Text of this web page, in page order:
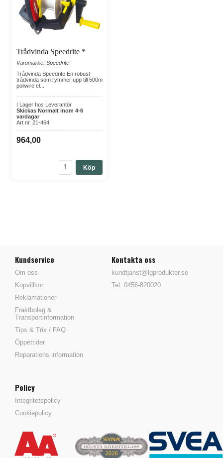
Trådvinda Speedrite *
Varumärke: Speedrite
Trådvinda Speedrite En robust
trådvinda som rymmer upp till 500m
poliwire el...
I Lager hos Leverantör
Skickas Normalt inom 4-6
vardagar
Art nr. 21-464
964,00
Köp
Kundservice
Om oss
Köpvillkor
Reklamationer
Fraktbolag &
Transportinformation
Tips & Trix / FAQ
Öppettider
Reparations information
Kontakta oss
kundtjanst@lgprodukter.se
Tel: 0456-820020
Policy
Integritetspolicy
Cookiepolicy